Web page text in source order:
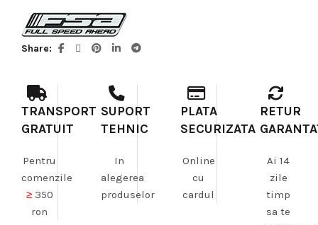
Share
TRANSPORT
GRATUIT
Pentru
comenzile
≥350
ron
SUPORT
TEHNIC
In
alegerea
produselor
PLATA
SECURIZATA
Online
cu
cardul
RETUR
Ai 14
zile
timp
sa te